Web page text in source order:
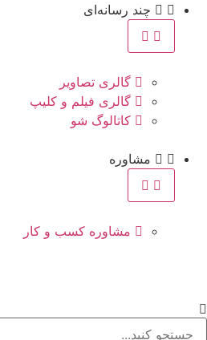
چند رسانه‌ای
گالری تصاویر
گالری فیلم و کلیپ
کاتالوگ شو
مشاوره
مشاوره کسب و کار